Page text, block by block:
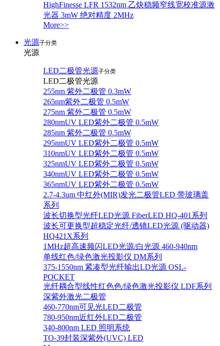
HighFinesse LFR 1532nm 乙炔稳频窄线宽校准源激
光器 3mW 绝对精度 2MHz
More>>
光源子分类
光源
LED二极管光源子分类
LED二极管光源
255nm 紫外二极管 0.3mW
265nm紫外二极管 0.5mW
275nm 紫外二极管 0.5mW
280nmUV LED紫外二极管 0.5mW
285nm 紫外二极管 0.5mW
295nmUV LED紫外二极管 0.5mW
310nmUV LED紫外二极管 0.5mW
325nmUV LED紫外二极管 0.5mW
340nmUV LED紫外二极管 0.5mW
365nmUV LED紫外二极管 0.5mW
2.7-4.3um 中红外(MIR)发光二极管LED 带玻璃盖
系列
波长切换型光纤LED光源 FiberLED HQ-401系列
波长可更换型超稳定光纤/透镜LED光源 (驱动器)
HQ421X系列
1MHz超高速频闪LED光源/白光源 460-940nm
单线红色/绿色激光投影仪 DM系列
375-1550nm 紧凑型光纤输出LD光源 OSL-
POCKET
光纤耦合型线性红色色/绿色激光投影仪 LDF系列
深紫外激光二极管
460-770nm可见光LED二极管
780-950nm近红外LED二极管
340-800nm LED 照明系统
TO-39封装深紫外(UVC) LED